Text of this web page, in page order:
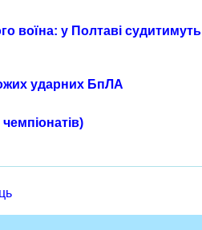
воїна: у Полтаві судитимуть
ударних БпЛА